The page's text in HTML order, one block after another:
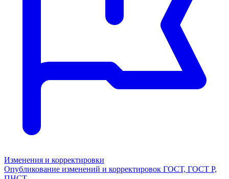
Изменения и корректировки
Опубликование изменений и корректировок ГОСТ, ГОСТ Р,